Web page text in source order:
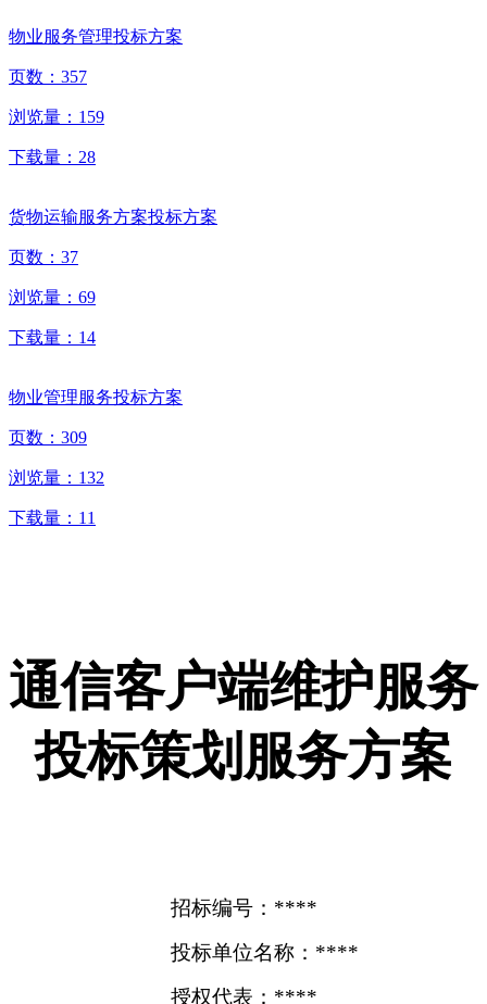
物业服务管理投标方案
页数： 357
浏览量： 159
下载量： 28
货物运输服务方案投标方案
页数： 37
浏览量： 69
下载量： 14
物业管理服务投标方案
页数： 309
浏览量： 132
下载量： 11
通信客户端维护服务
投标策划服务方案
招标编号：****
投标单位名称：****
授权代表：****